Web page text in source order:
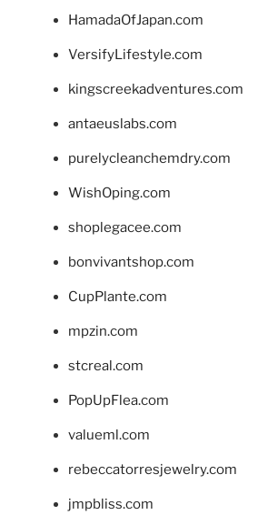
HamadaOfJapan.com
VersifyLifestyle.com
kingscreekadventures.com
antaeuslabs.com
purelycleanchemdry.com
WishOping.com
shoplegacee.com
bonvivantshop.com
CupPlante.com
mpzin.com
stcreal.com
PopUpFlea.com
valueml.com
rebeccatorresjewelry.com
jmpbliss.com